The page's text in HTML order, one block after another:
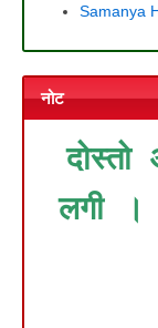
Samanya
नोट
लगी